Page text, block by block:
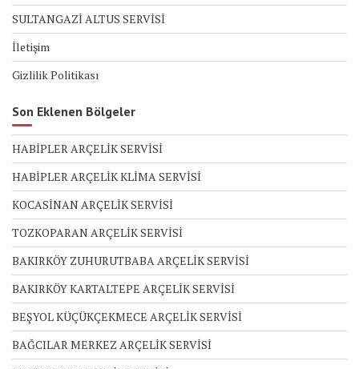
SULTANGAZİ ALTUS SERVİSİ
İletişim
Gizlilik Politikası
Son Eklenen Bölgeler
HABİPLER ARÇELİK SERVİSİ
HABİPLER ARÇELİK KLİMA SERVİSİ
KOCASİNAN ARÇELİK SERVİSİ
TOZKOPARAN ARÇELİK SERVİSİ
BAKIRKÖY ZUHURUTBABA ARÇELİK SERVİSİ
BAKIRKÖY KARTALTEPE ARÇELİK SERVİSİ
BEŞYOL KÜÇÜKÇEKMECE ARÇELİK SERVİSİ
BAĞCILAR MERKEZ ARÇELİK SERVİSİ